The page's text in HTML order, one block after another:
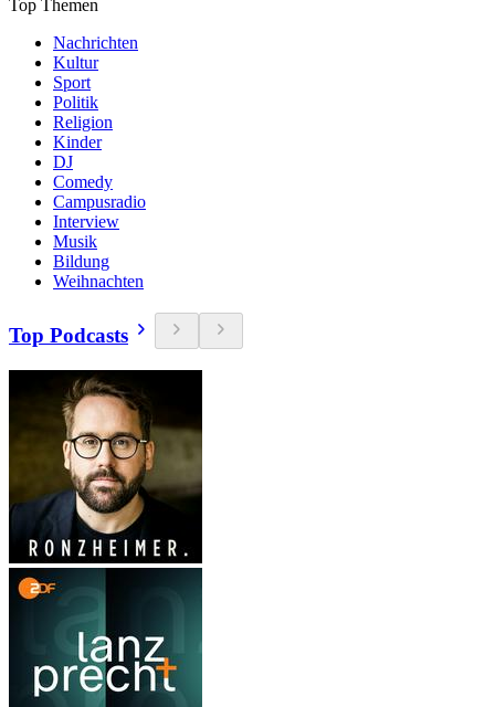
Top Themen
Nachrichten
Kultur
Sport
Politik
Religion
Kinder
DJ
Comedy
Campusradio
Interview
Musik
Bildung
Weihnachten
Top Podcasts